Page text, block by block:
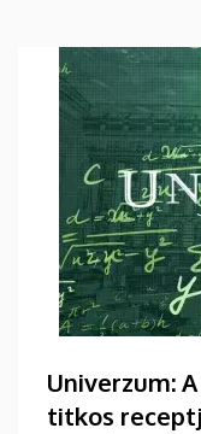
Univerzum:
titkos